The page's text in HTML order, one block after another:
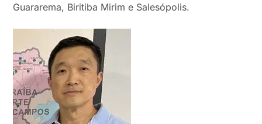
Guararema, Biritiba Mirim e Salesópolis.